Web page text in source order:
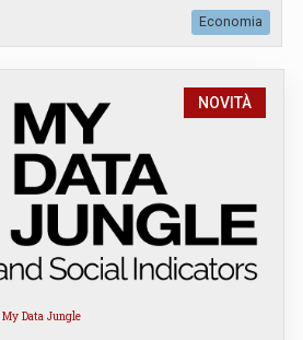
Economia
NOVITÀ
My Data Jungle